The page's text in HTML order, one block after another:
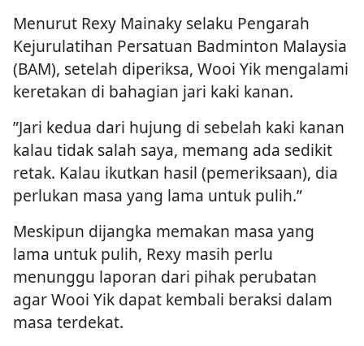
Menurut Rexy Mainaky selaku Pengarah
Kejurulatihan Persatuan Badminton Malaysia
(BAM), setelah diperiksa, Wooi Yik mengalami
keretakan di bahagian jari kaki kanan.
”Jari kedua dari hujung di sebelah kaki kanan
kalau tidak salah saya, memang ada sedikit
retak. Kalau ikutkan hasil (pemeriksaan), dia
perlukan masa yang lama untuk pulih.”
Meskipun dijangka memakan masa yang
lama untuk pulih, Rexy masih perlu
menunggu laporan dari pihak perubatan
agar Wooi Yik dapat kembali beraksi dalam
masa terdekat.